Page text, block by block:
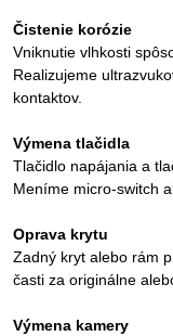
Čistenie korózie
Vniknutie vlhkosti
Realizujeme
kontaktov.
Výmena tlačidla
Tlačidlo napájania a
Meníme micro-switch
Oprava krytu
Zadný kryt alebo rám
časti za originálne
Výmena kamery